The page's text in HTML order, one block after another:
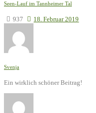
Seen-Lauf im Tannheimer Tal
937 18. Februar 2019
Svenja
Ein wirklich schöner Beitrag!